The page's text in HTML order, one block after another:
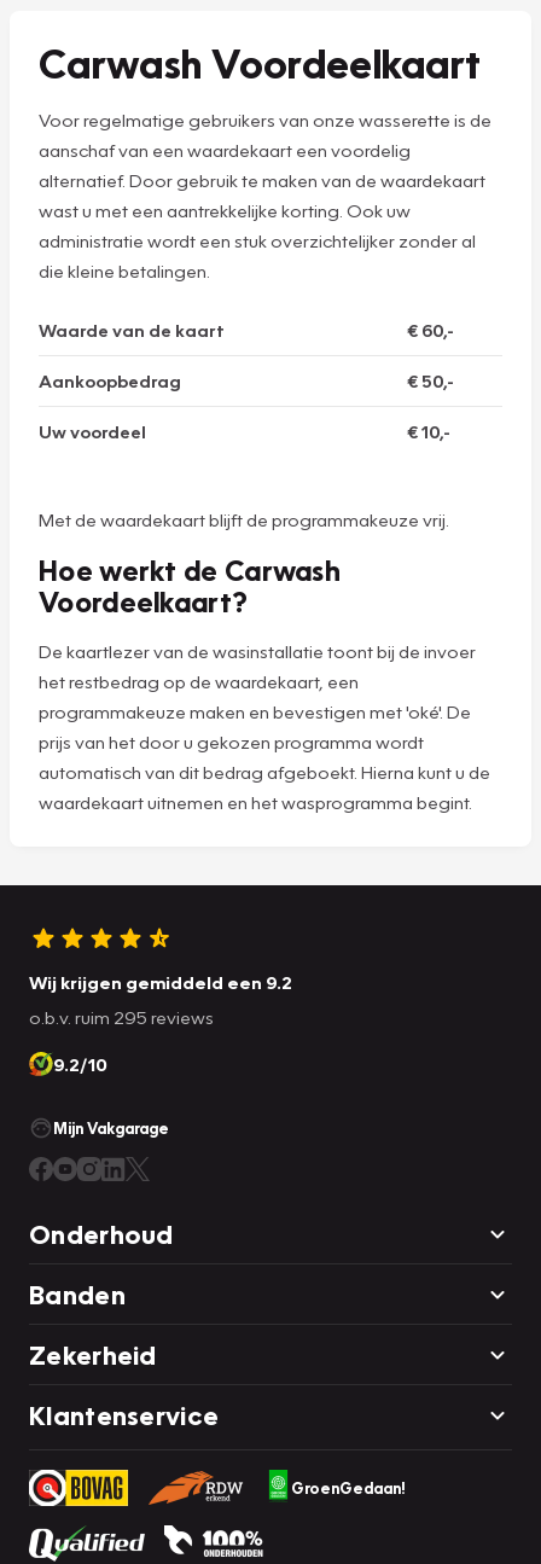
Carwash Voordeelkaart
Voor regelmatige gebruikers van onze wasserette is de
aanschaf van een waardekaart een voordelig
alternatief. Door gebruik te maken van de waardekaart
wast u met een aantrekkelijke korting. Ook uw
administratie wordt een stuk overzichtelijker zonder al
die kleine betalingen.
Waarde van de kaart € 60,-
Aankoopbedrag € 50,-
Uw voordeel € 10,-
Met de waardekaart blijft de programmakeuze vrij.
Hoe werkt de Carwash
Voordeelkaart?
De kaartlezer van de wasinstallatie toont bij de invoer
het restbedrag op de waardekaart, een
programmakeuze maken en bevestigen met 'oké'. De
prijs van het door u gekozen programma wordt
automatisch van dit bedrag afgeboekt. Hierna kunt u de
waardekaart uitnemen en het wasprogramma begint.
Wij krijgen gemiddeld een 9.2
o.b.v. ruim 295 reviews
9.2/10
Mijn Vakgarage
Onderhoud
Banden
Zekerheid
Klantenservice
GroenGedaan!